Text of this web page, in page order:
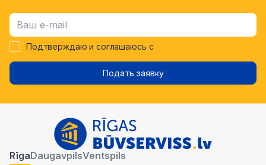
Подтверждаю и соглашаюсь с
Подать заявку
RīgaDaugavpilsVentspils